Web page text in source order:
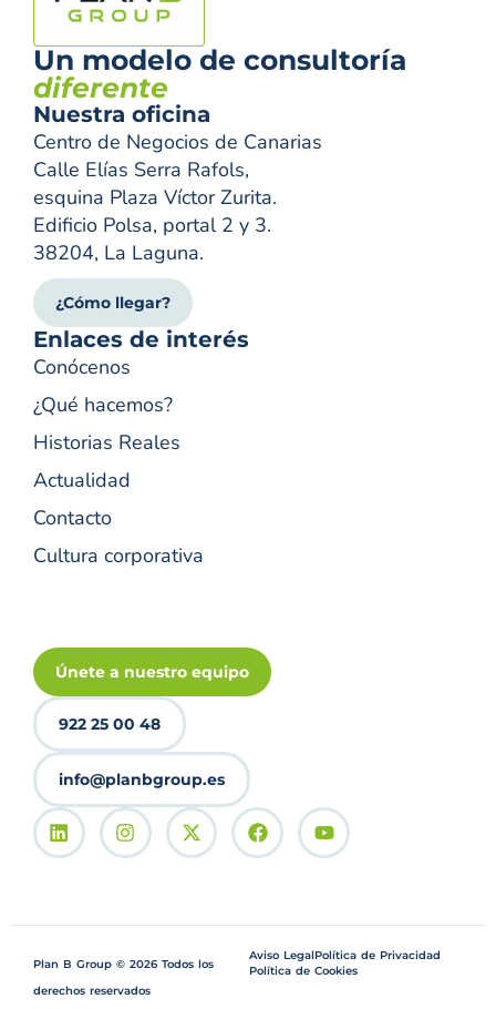
Un modelo de consultoría
diferente
Nuestra oficina
Centro de Negocios de Canarias
Calle Elías Serra Rafols,
esquina Plaza Víctor Zurita.
Edificio Polsa, portal 2 y 3.
38204, La Laguna.
¿Cómo llegar?
Enlaces de interés
Conócenos
¿Qué hacemos?
Historias Reales
Actualidad
Contacto
Cultura corporativa
Únete a nuestro equipo
922 25 00 48
info@planbgroup.es
Plan B Group © 2026 Todos los
derechos reservados
Aviso LegalPolítica de Privacidad
Política de Cookies